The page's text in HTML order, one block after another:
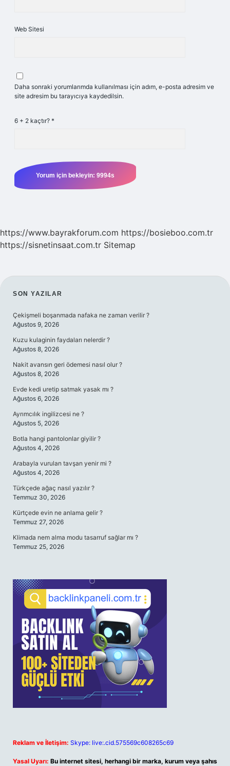
Web Sitesi
Daha sonraki yorumlarımda kullanılması için adım, e-posta adresim ve
site adresim bu tarayıcıya kaydedilsin.
6 + 2 kaçtır? *
https://www.bayrakforum.com https://bosieboo.com.tr
https://sisnetinsaat.com.tr Sitemap
SIDEBAR
SON YAZILAR
Çekişmeli boşanmada nafaka ne zaman verilir ?
Ağustos 9, 2026
Kuzu kulaginin faydaları nelerdir ?
Ağustos 8, 2026
Nakit avansın geri ödemesi nasıl olur ?
Ağustos 8, 2026
Evde kedi uretip satmak yasak mı ?
Ağustos 6, 2026
Ayrımcılık ingilizcesi ne ?
Ağustos 5, 2026
Botla hangi pantolonlar giyilir ?
Ağustos 4, 2026
Arabayla vurulan tavşan yenir mi ?
Ağustos 4, 2026
Türkçede ağaç nasıl yazılır ?
Temmuz 30, 2026
Kürtçede evin ne anlama gelir ?
Temmuz 27, 2026
Klimada nem alma modu tasarruf sağlar mı ?
Temmuz 25, 2026
Reklam ve İletişim: Skype: live:.cid.575569c608265c69
Yasal Uyarı: Bu internet sitesi, herhangi bir marka, kurum veya şahıs